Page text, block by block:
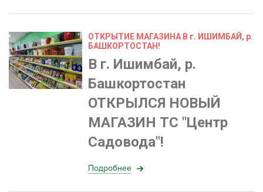
ОТКРЫТИЕ МАГАЗИНА В г. ИШИМБАЙ, р.
БАШКОРТОСТАН!
В г. Ишимбай, р.
Башкортостан
ОТКРЫЛСЯ НОВЫЙ
МАГАЗИН ТС "Центр
Садовода"!
Подробнее